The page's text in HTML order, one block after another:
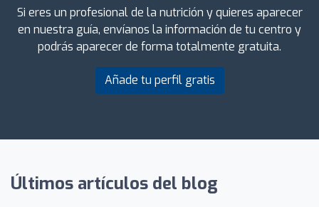
Si eres un profesional de la nutrición y quieres aparecer
en nuestra guía, envíanos la información de tu centro y
podrás aparecer de forma totalmente gratuita.
Añade tu perfil gratis
Últimos artículos del blog